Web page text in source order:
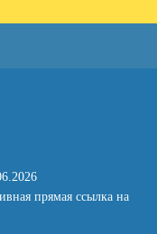
прямая ссылка на